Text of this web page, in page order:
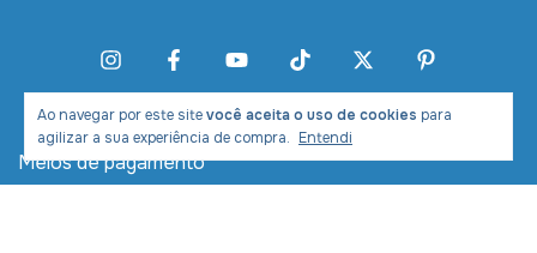
Ao navegar por este sitevocê aceita o uso de cookies para
agilizar a sua experiência de compra. Entendi
Meios de pagamento